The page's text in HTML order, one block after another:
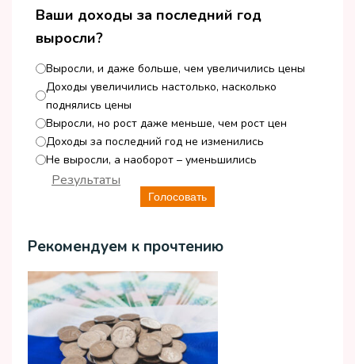
Ваши доходы за последний год
выросли?
Выросли, и даже больше, чем увеличились цены
Доходы увеличились настолько, насколько
поднялись цены
Выросли, но рост даже меньше, чем рост цен
Доходы за последний год не изменились
Не выросли, а наоборот – уменьшились
Голосовать
Результаты
Рекомендуем к прочтению